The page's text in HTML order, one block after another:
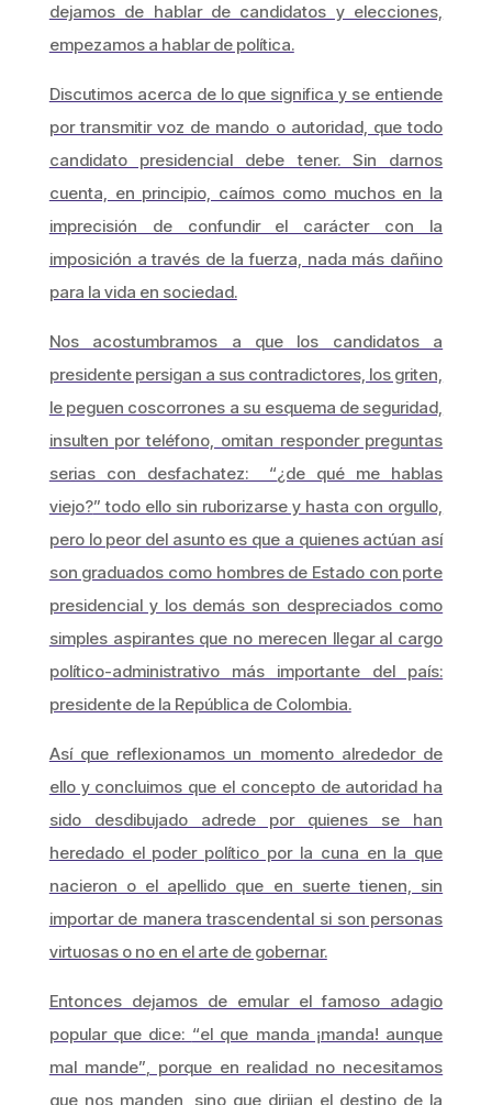
dejamos de hablar de candidatos y elecciones,
empezamos a hablar de política.
Discutimos acerca de lo que significa y se entiende
por transmitir voz de mando o autoridad, que todo
candidato presidencial debe tener. Sin darnos
cuenta, en principio, caímos como muchos en la
imprecisión de confundir el carácter con la
imposición a través de la fuerza, nada más dañino
para la vida en sociedad.
Nos acostumbramos a que los candidatos a
presidente persigan a sus contradictores, los griten,
le peguen coscorrones a su esquema de seguridad,
insulten por teléfono, omitan responder preguntas
serias con desfachatez: “¿de qué me hablas
viejo?” todo ello sin ruborizarse y hasta con orgullo,
pero lo peor del asunto es que a quienes actúan así
son graduados como hombres de Estado con porte
presidencial y los demás son despreciados como
simples aspirantes que no merecen llegar al cargo
político-administrativo más importante del país:
presidente de la República de Colombia.
Así que reflexionamos un momento alrededor de
ello y concluimos que el concepto de autoridad ha
sido desdibujado adrede por quienes se han
heredado el poder político por la cuna en la que
nacieron o el apellido que en suerte tienen, sin
importar de manera trascendental si son personas
virtuosas o no en el arte de gobernar.
Entonces dejamos de emular el famoso adagio
popular que dice: “el que manda ¡manda! aunque
mal mande”, porque en realidad no necesitamos
que nos manden, sino que dirijan el destino de la